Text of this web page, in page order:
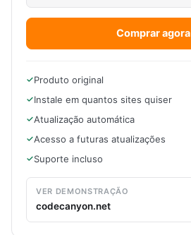
Comprar agora
Produto original
Instale em quantos sites quiser
Atualização automática
Acesso a futuras atualizações
Suporte incluso
VER DEMONSTRAÇÃO
codecanyon.net